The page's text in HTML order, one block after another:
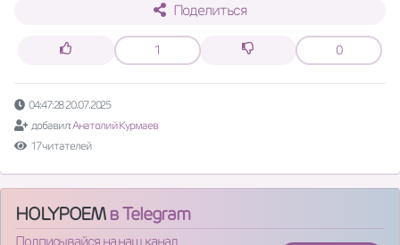
Поделиться
1 0
04:47:28 20.07.2025
добавил:Анатолий Курмаев
17 читателей
HOLYPOEMв Telegram
Подписывайся на наш канал